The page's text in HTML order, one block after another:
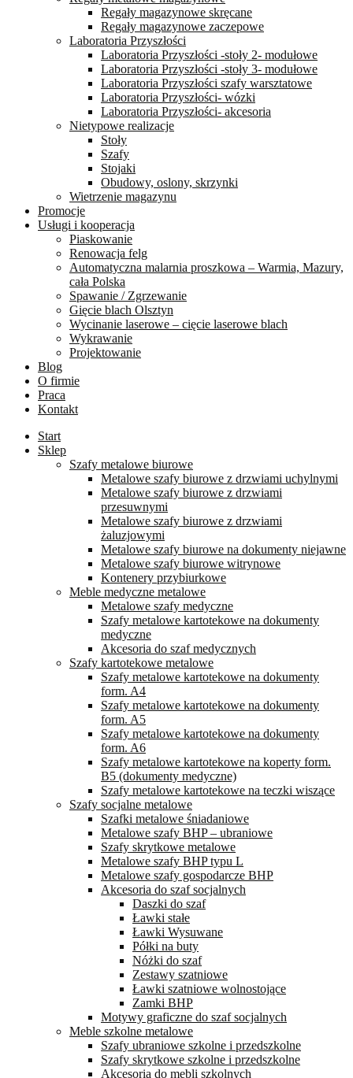
Regały magazynowe skręcane
Regały magazynowe zaczepowe
Laboratoria Przyszłości
Laboratoria Przyszłości -stoły 2- modułowe
Laboratoria Przyszłości -stoły 3- modułowe
Laboratoria Przyszłości szafy warsztatowe
Laboratoria Przyszłości- wózki
Laboratoria Przyszłości- akcesoria
Nietypowe realizacje
Stoły
Szafy
Stojaki
Obudowy, oslony, skrzynki
Wietrzenie magazynu
Promocje
Usługi i kooperacja
Piaskowanie
Renowacja felg
Automatyczna malarnia proszkowa – Warmia, Mazury,
cała Polska
Spawanie / Zgrzewanie
Gięcie blach Olsztyn
Wycinanie laserowe – cięcie laserowe blach
Wykrawanie
Projektowanie
Blog
O firmie
Praca
Kontakt
Start
Sklep
Szafy metalowe biurowe
Metalowe szafy biurowe z drzwiami uchylnymi
Metalowe szafy biurowe z drzwiami
przesuwnymi
Metalowe szafy biurowe z drzwiami
żaluzjowymi
Metalowe szafy biurowe na dokumenty niejawne
Metalowe szafy biurowe witrynowe
Kontenery przybiurkowe
Meble medyczne metalowe
Metalowe szafy medyczne
Szafy metalowe kartotekowe na dokumenty
medyczne
Akcesoria do szaf medycznych
Szafy kartotekowe metalowe
Szafy metalowe kartotekowe na dokumenty
form. A4
Szafy metalowe kartotekowe na dokumenty
form. A5
Szafy metalowe kartotekowe na dokumenty
form. A6
Szafy metalowe kartotekowe na koperty form.
B5 (dokumenty medyczne)
Szafy metalowe kartotekowe na teczki wiszące
Szafy socjalne metalowe
Szafki metalowe śniadaniowe
Metalowe szafy BHP – ubraniowe
Szafy skrytkowe metalowe
Metalowe szafy BHP typu L
Metalowe szafy gospodarcze BHP
Akcesoria do szaf socjalnych
Daszki do szaf
Ławki stałe
Ławki Wysuwane
Półki na buty
Nóżki do szaf
Zestawy szatniowe
Ławki szatniowe wolnostojące
Zamki BHP
Motywy graficzne do szaf socjalnych
Meble szkolne metalowe
Szafy ubraniowe szkolne i przedszkolne
Szafy skrytkowe szkolne i przedszkolne
Akcesoria do mebli szkolnych